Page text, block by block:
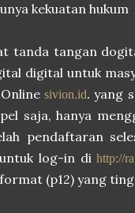
kekuatan hukum
tanda tangan
digital untuk
sivion.id.yang
saja, hanya
pendaftaran
untuk log-in dihttp://
(p12) yang